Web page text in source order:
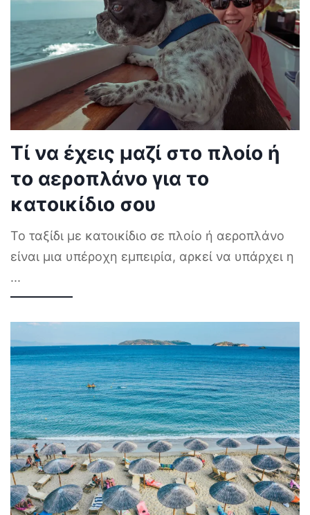
Τί να έχεις μαζί στο πλοίο ή
το αεροπλάνο για το
κατοικίδιο σου
Το ταξίδι με κατοικίδιο σε πλοίο ή αεροπλάνο
είναι μια υπέροχη εμπειρία, αρκεί να υπάρχει η
...